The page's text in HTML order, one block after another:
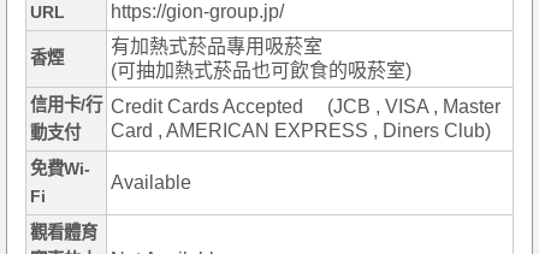
URL https://gion-group.jp/
香煙
有加熱式菸品專用吸菸室
(可抽加熱式菸品也可飲食的吸菸室)
信用卡/行
動支付
Credit Cards Accepted (JCB , VISA , Master
Card , AMERICAN EXPRESS , Diners Club)
免費Wi-
Fi
Available
觀看體育